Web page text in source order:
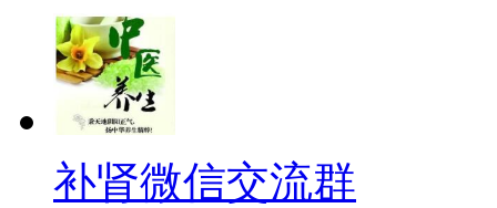
补肾微信交流群